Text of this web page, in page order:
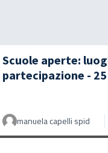
Scuole aperte:
partecipazione -
manuela capelli spid